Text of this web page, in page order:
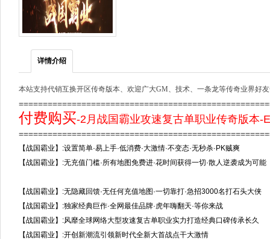
详情介绍
本站支持代销互换开区传奇版本、欢迎广大GM、技术、一条龙等传奇业界好
付费购买-2月战国霸业攻速复古单职业传奇版本-
【战国霸业】:设置简单·易上手·低消费·大激情·不变态·无秒杀·PK贼爽
【战国霸业】:无充值门槛·所有地图免费进·花时间获得一切·散人逆袭成为可能
【战国霸业】:无隐藏回馈·无任何充值地图·一切靠打·急招3000名打石头大侠
【战国霸业】:独家经典巨作·全网最佳品牌·虎年嗨翻天·等你来战
【战国霸业】:风靡全球网络大型攻速复古单职业实力打造经典口碑传承长久
【战国霸业】:开创新潮流引领新时代全新大首战点干大激情